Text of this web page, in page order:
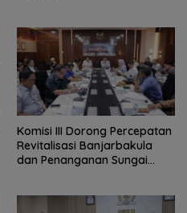
‎Komisi III Dorong Percepatan
Revitalisasi Banjarbakula
dan Penanganan Sungai